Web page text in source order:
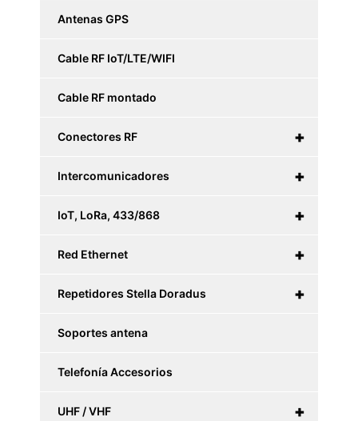
Antenas GPS
Cable RF IoT/LTE/WIFI
Cable RF montado
+
Conectores RF
+
Intercomunicadores
+
IoT, LoRa, 433/868
+
Red Ethernet
+
Repetidores Stella Doradus
Soportes antena
Telefonía Accesorios
+
UHF / VHF